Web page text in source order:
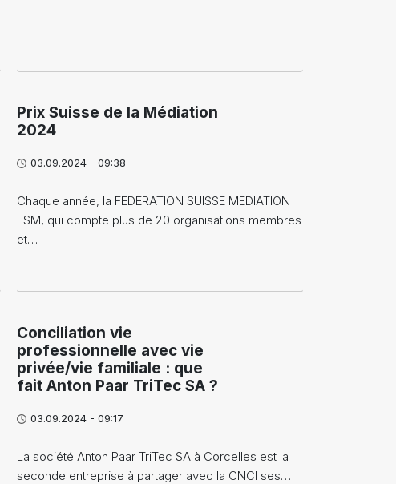
Prix Suisse de la Médiation
2024
03.09.2024 - 09:38
Chaque année, la FEDERATION SUISSE MEDIATION
FSM, qui compte plus de 20 organisations membres
et…
Conciliation vie
professionnelle avec vie
privée/vie familiale : que
fait Anton Paar TriTec SA ?
03.09.2024 - 09:17
La société Anton Paar TriTec SA à Corcelles est la
seconde entreprise à partager avec la CNCI ses…